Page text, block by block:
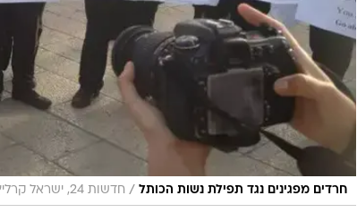
חרדים מפגינים נגד תפילת נשות הכותל / חדשות 24, ישראל קרליץ